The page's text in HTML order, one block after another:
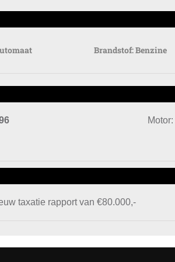
Brandstof:Benzine
Motor:
taxatie rapport van €80.000,-